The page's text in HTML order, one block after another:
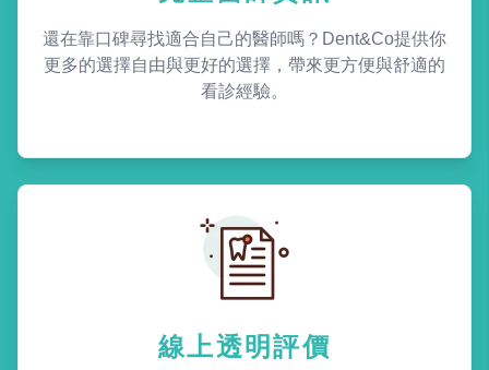
還在靠口碑尋找適合自己的醫師嗎？Dent&Co提供你
更多的選擇自由與更好的選擇，帶來更方便與舒適的
看診經驗。
線上透明評價